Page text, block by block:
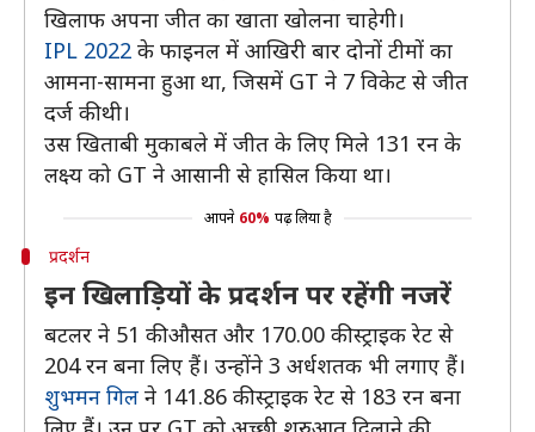
खिलाफ अपना जीत का खाता खोलना चाहेगी।
IPL 2022 के फाइनल में आखिरी बार दोनों टीमों का
आमना-सामना हुआ था, जिसमें GT ने 7 विकेट से जीत
दर्ज की थी।
उस खिताबी मुकाबले में जीत के लिए मिले 131 रन के
लक्ष्य को GT ने आसानी से हासिल किया था।
आपने 60% पढ़ लिया है
प्रदर्शन
इन खिलाड़ियों के प्रदर्शन पर रहेंगी नजरें
बटलर ने 51 की औसत और 170.00 की स्ट्राइक रेट से
204 रन बना लिए हैं। उन्होंने 3 अर्धशतक भी लगाए हैं।
शुभमन गिल ने 141.86 की स्ट्राइक रेट से 183 रन बना